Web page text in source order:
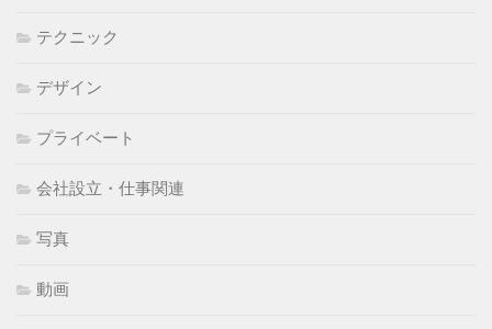
テクニック
デザイン
プライベート
会社設立・仕事関連
写真
動画